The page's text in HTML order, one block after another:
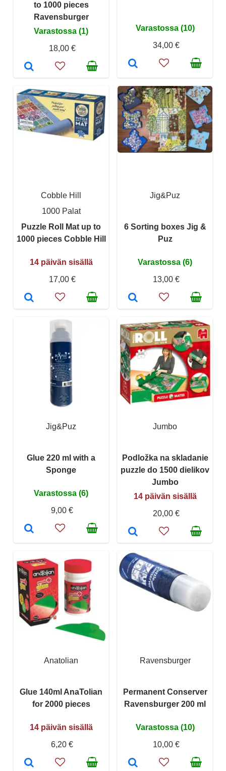
to 1000 pieces
Ravensburger
Varastossa (1)
18,00 €
Varastossa (10)
34,00 €
Cobble Hill
1000 Palat
Puzzle Roll Mat up to
1000 pieces Cobble Hill
14 päivän sisällä
17,00 €
Jig&Puz
6 Sorting boxes Jig &
Puz
Varastossa (6)
13,00 €
Jig&Puz
Glue 220 ml with a
Sponge
Varastossa (6)
9,00 €
Jumbo
Podložka na skladanie
puzzle do 1500 dielikov
Jumbo
14 päivän sisällä
20,00 €
Anatolian
Glue 140ml AnaTolian
for 2000 pieces
14 päivän sisällä
6,20 €
Ravensburger
Permanent Conserver
Ravensburger 200 ml
Varastossa (10)
10,00 €